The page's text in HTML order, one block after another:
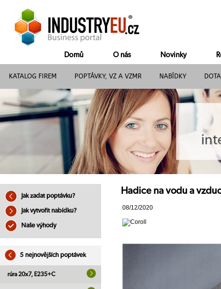
Domů O nás Novinky
KATALOG FIREM POPTÁVKY, VZ A VZMR NABÍDKY
Jak zadat poptávku?
Jak vytvořit nabídku?
Naše výhody
5 nejnovějších poptávek
rúra 20x7, E235+C
Hadice na vodu a
08/12/2020